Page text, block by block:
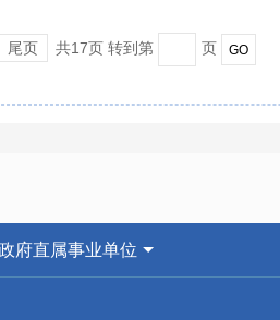
尾页 共17页 转到第 页
府直属事业单位